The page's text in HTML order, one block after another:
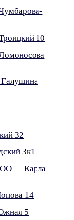
10
32
3к1
— Карла
14
5